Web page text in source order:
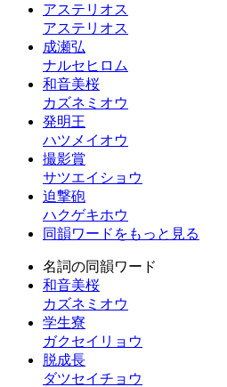
アステリオス
アステリオス
成瀬弘
ナルセヒロム
和音美桜
カズネミオウ
発明王
ハツメイオウ
撮影賞
サツエイショウ
迫撃砲
ハクゲキホウ
同韻ワードをもっと見る
名詞の同韻ワード
和音美桜
カズネミオウ
学生寮
ガクセイリョウ
脱成長
ダツセイチョウ